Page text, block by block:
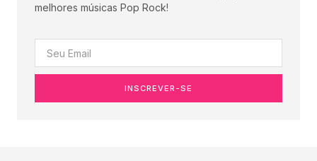
melhores músicas Pop Rock!
INSCREVER-SE